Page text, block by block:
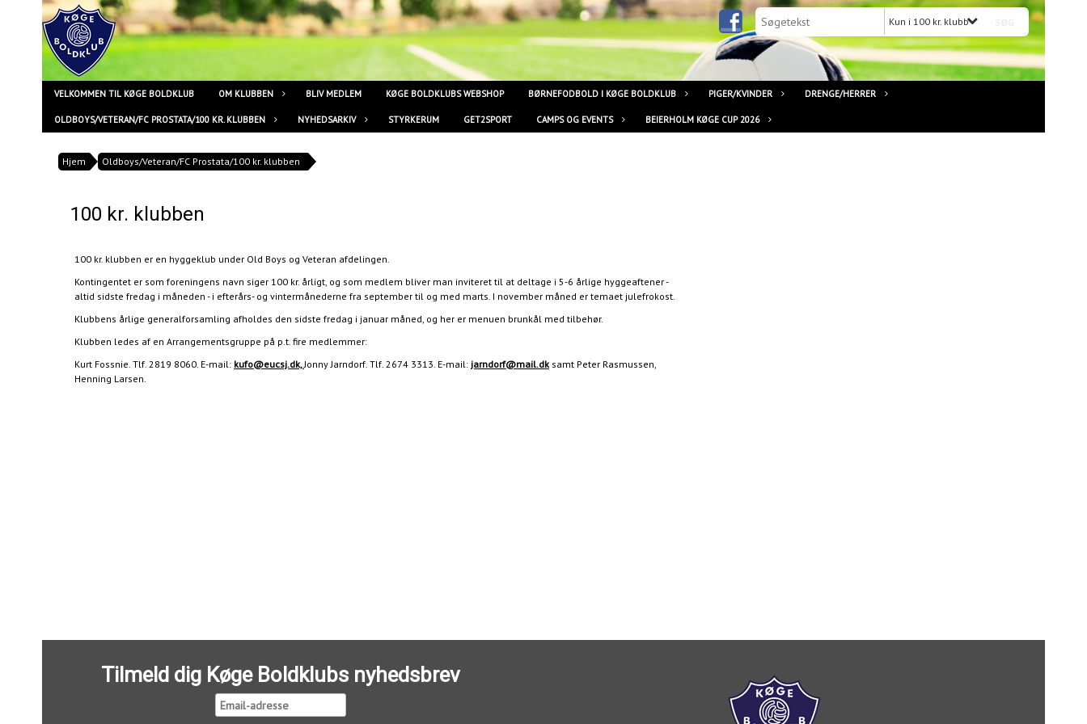
Kun i 100 kr. klubben
VELKOMMEN TIL KØGE BOLDKLUB OM KLUBBEN BLIV MEDLEM KØGE BOLDKLUBS WEBSHOP BØRNEFODBOLD I KØGE BOLDKLUB PIGER/KVINDER DRENGE/HERRER
OLDBOYS/VETERAN/FC PROSTATA/100 KR. KLUBBEN NYHEDSARKIV STYRKERUM GET2SPORT CAMPS OG EVENTS BEIERHOLM KØGE CUP 2026
Hjem Oldboys/Veteran/FC Prostata/100 kr. klubben
100 kr. klubben
100 kr. klubben er en hyggeklub under Old Boys og Veteran afdelingen.
Kontingentet er som foreningens navn siger 100 kr. årligt, og som medlem bliver man inviteret til at deltage i 5-6 årlige hyggeaftener -
altid sidste fredag i måneden - i efterårs- og vintermånederne fra september til og med marts. I november måned er temaet julefrokost.
Klubbens årlige generalforsamling afholdes den sidste fredag i januar måned, og her er menuen brunkål med tilbehør.
Klubben ledes af en Arrangementsgruppe på p.t. fire medlemmer:
Kurt Fossnie. Tlf. 2819 8060. E-mail: kufo@eucsj.dk,Jonny Jarndorf. Tlf. 2674 3313. E-mail: jarndorf@mail.dksamt Peter Rasmussen,
Henning Larsen.
Tilmeld dig Køge Boldklubs nyhedsbrev